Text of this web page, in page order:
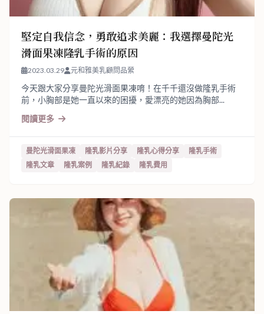
堅定自我信念，勇敢追求美麗：我選擇曼陀光
滑面果凍隆乳手術的原因
2023.03.29 元和雅美乳顧問品縈
今天跟大家分享曼陀光滑面果凍唷！在千千還沒做隆乳手術
前，小胸部是她一直以來的困擾，愛漂亮的她因為胸部...
閱讀更多
曼陀光滑面果凍 隆乳影片分享 隆乳心得分享
隆乳手術
隆乳文章
隆乳案例 隆乳紀錄 隆乳費用